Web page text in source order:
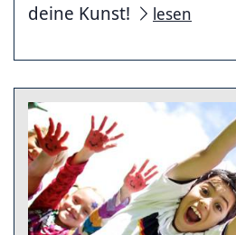
deine Kunst!
lesen